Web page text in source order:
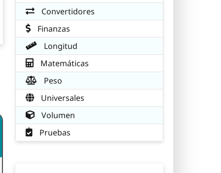
Convertidores
Finanzas
Longitud
Matemáticas
Peso
Universales
Volumen
Pruebas